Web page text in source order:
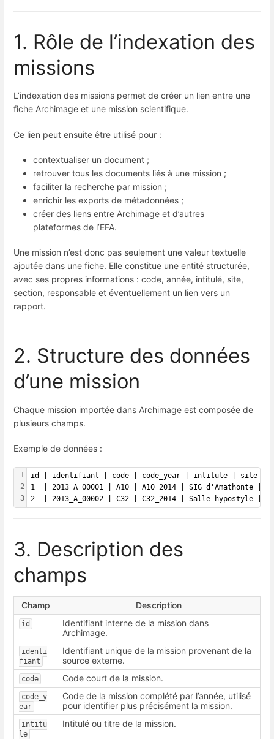
1. Rôle de l’indexation des
missions
L’indexation des missions permet de créer un lien entre une
fiche Archimage et une mission scientifique.
Ce lien peut ensuite être utilisé pour :
contextualiser un document ;
retrouver tous les documents liés à une mission ;
faciliter la recherche par mission ;
enrichir les exports de métadonnées ;
créer des liens entre Archimage et d’autres
plateformes de l’EFA.
Une mission n’est donc pas seulement une valeur textuelle
ajoutée dans une fiche. Elle constitue une entité structurée,
avec ses propres informations : code, année, intitulé, site,
section, responsable et éventuellement un lien vers un
rapport.
2. Structure des données
d’une mission
Chaque mission importée dans Archimage est composée de
plusieurs champs.
Exemple de données :
1
2
3
id | identifiant | code | code_year | intitule | site |
1  | 2013_A_00001 | A10 | A10_2014 | SIG d'Amathonte |
2  | 2013_A_00002 | C32 | C32_2014 | Salle hypostyle |
3. Description des
champs
Champ Description
id
Identifiant interne de la mission dans
Archimage.
identi
fiant
Identifiant unique de la mission provenant de la
source externe.
code Code court de la mission.
code_y
ear
Code de la mission complété par l’année, utilisé
pour identifier plus précisément la mission.
intitu
le
Intitulé ou titre de la mission.